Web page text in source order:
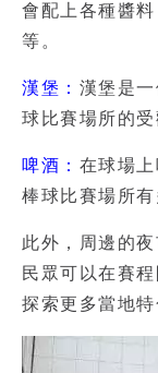
會配上各種醬
等。
漢堡： 漢堡是
球比賽場所的受
啤酒： 在球場
棒球比賽場所
此外，周邊的
民眾可以在賽
探索更多當地特